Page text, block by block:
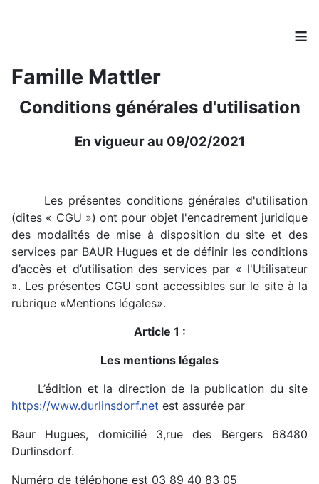
≡
Famille Mattler
Conditions générales d'utilisation
En vigueur au 09/02/2021
Les présentes conditions générales d'utilisation
(dites « CGU ») ont pour objet l'encadrement juridique
des modalités de mise à disposition du site et des
services par BAUR Hugues et de définir les conditions
d’accès et d’utilisation des services par « l'Utilisateur
». Les présentes CGU sont accessibles sur le site à la
rubrique «Mentions légales».
Article 1 :
Les mentions légales
L’édition et la direction de la publication du site
https://www.durlinsdorf.net est assurée par
Baur Hugues, domicilié 3,rue des Bergers 68480
Durlinsdorf.
Numéro de téléphone est 03 89 40 83 05